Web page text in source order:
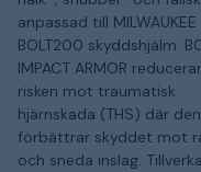
anpassad till MILWAUKEE
BOLT200 skyddshjälm.
IMPACT ARMOR reducerar
risken mot traumatisk
hjärnskada (THS) där den
förbättrar skyddet mot
och sneda inslag.